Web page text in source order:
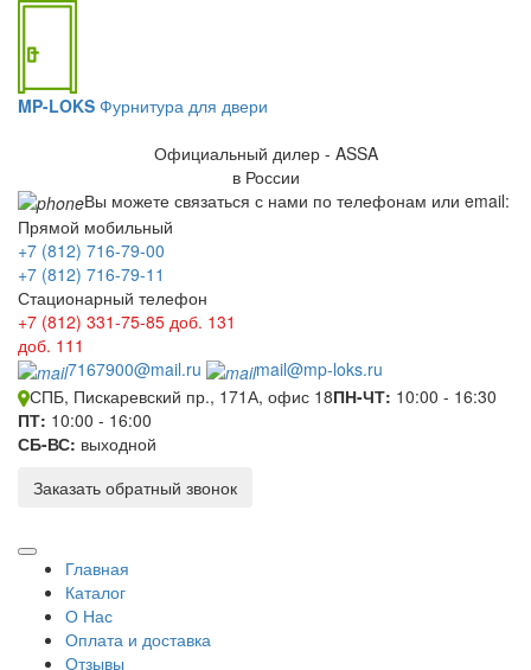
MP-LOKS Фурнитура для двери
Официальный дилер - ASSA
в России
Вы можете связаться с нами по телефонам или email:
Прямой мобильный
+7 (812) 716-79-00
+7 (812) 716-79-11
Стационарный телефон
+7 (812) 331-75-85 доб. 131
доб. 111
7167900@mail.ru
mail@mp-loks.ru
СПБ, Пискаревский пр., 171А, офис 18ПН-ЧТ: 10:00 - 16:30
ПТ: 10:00 - 16:00
СБ-ВС: выходной
Заказать обратный звонок
Главная
Каталог
О Нас
Оплата и доставка
Отзывы